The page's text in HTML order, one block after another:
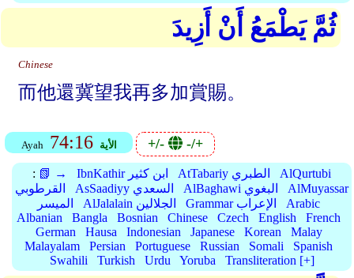
ثُمَّ يَطْمَعُ أَنْ أَزِيدَ
Chinese
而他還冀望我再多加賞賜。
Ayah 74:16 الأية +/- -/+
: 📗 → IbnKathir ابن كثير AtTabariy الطبري
AlQurtubi
القرطوبي
AsSaadiyy السعدي AlBaghawi البغوي
AlMuyassar
الميسر
AlJalalain الجلالين Grammar الإعراب
Arabic
Albanian
Bangla Bosnian Chinese Czech English
French
German
Hausa Indonesian Japanese Korean
Malay
Malayalam
Persian Portuguese Russian Somali
Spanish
Swahili
Turkish Urdu Yoruba Transliteration [+]